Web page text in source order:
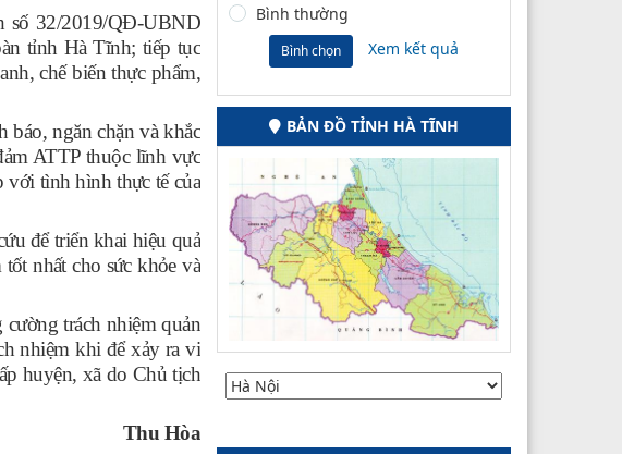
số 32/2019/QĐ-UBND
tỉnh Hà Tĩnh; tiếp tục
chế biến thực phẩm,
ngăn chặn và khắc
ATTP thuộc lĩnh vực
với tình hình thực tế của
để triển khai hiệu quả
tốt nhất cho sức khỏe và
trách nhiệm quản
nhiệm khi để xảy ra vi
huyện, xã do Chủ tịch
Thu Hòa
Bình thường
Bình chọn Xem kết quả
BẢN ĐỒ TỈNH HÀ TĨNH